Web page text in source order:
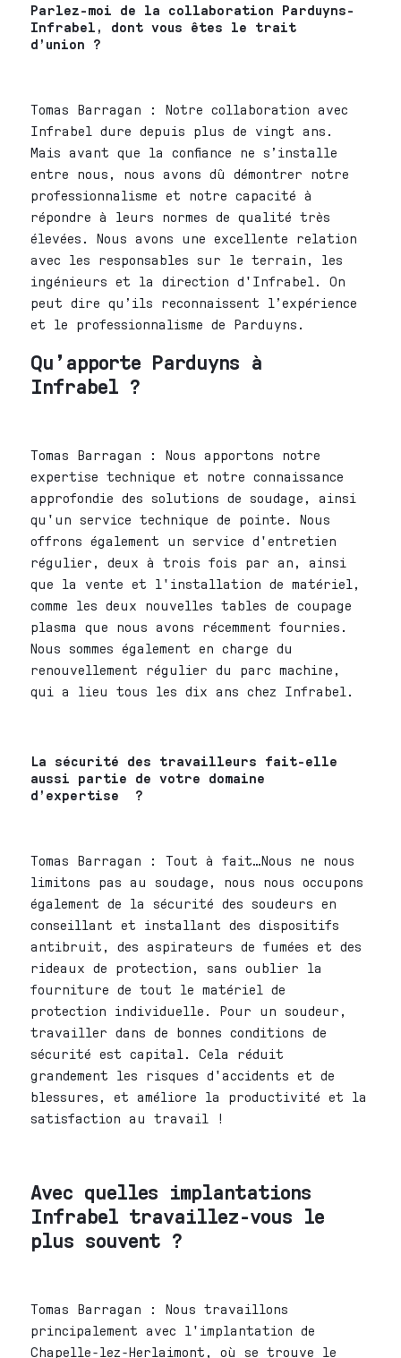
Parlez-moi de la collaboration Parduyns-
Infrabel, dont vous êtes le trait
d’union ?
Tomas Barragan : Notre collaboration avec
Infrabel dure depuis plus de vingt ans.
Mais avant que la confiance ne s’installe
entre nous, nous avons dû démontrer notre
professionnalisme et notre capacité à
répondre à leurs normes de qualité très
élevées. Nous avons une excellente relation
avec les responsables sur le terrain, les
ingénieurs et la direction d'Infrabel. On
peut dire qu’ils reconnaissent l’expérience
et le professionnalisme de Parduyns.
Qu’apporte Parduyns à
Infrabel ?
Tomas Barragan : Nous apportons notre
expertise technique et notre connaissance
approfondie des solutions de soudage, ainsi
qu'un service technique de pointe. Nous
offrons également un service d'entretien
régulier, deux à trois fois par an, ainsi
que la vente et l'installation de matériel,
comme les deux nouvelles tables de coupage
plasma que nous avons récemment fournies.
Nous sommes également en charge du
renouvellement régulier du parc machine,
qui a lieu tous les dix ans chez Infrabel.
La sécurité des travailleurs fait-elle
aussi partie de votre domaine
d’expertise ?
Tomas Barragan : Tout à fait…Nous ne nous
limitons pas au soudage, nous nous occupons
également de la sécurité des soudeurs en
conseillant et installant des dispositifs
antibruit, des aspirateurs de fumées et des
rideaux de protection, sans oublier la
fourniture de tout le matériel de
protection individuelle. Pour un soudeur,
travailler dans de bonnes conditions de
sécurité est capital. Cela réduit
grandement les risques d'accidents et de
blessures, et améliore la productivité et la
satisfaction au travail !
Avec quelles implantations
Infrabel travaillez-vous le
plus souvent ?
Tomas Barragan : Nous travaillons
principalement avec l'implantation de
Chapelle-lez-Herlaimont, où se trouve le